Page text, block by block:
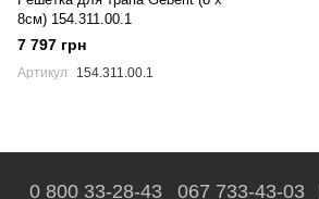
8см) 154.311.00.1
7 797 грн
Артикул 154.311.00.1
0 800 33-28-43 067 733-43-03